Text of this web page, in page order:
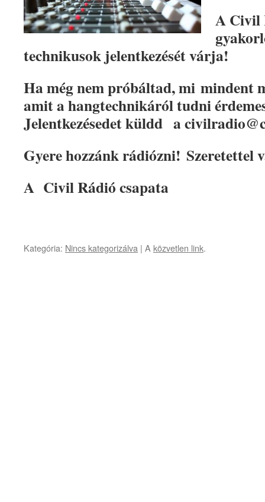
A Civil
technikusok jelentkezését várja!
Ha még nem próbáltad, m​i mindent
amit a hangtechnikáról tudni
Jelentkezésedet küldd​ a
​Gyere hozzánk rádiózni! ​Szeretettel
​A Civil Rádió csapat​a
Kategória: Nincs kategorizálva | A közvetlen link.